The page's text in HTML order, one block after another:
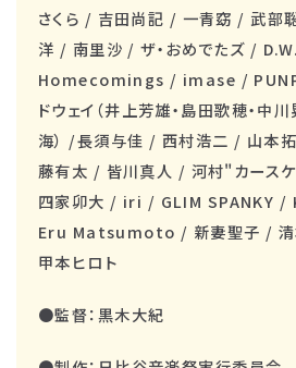
さくら / 吉田尚記 / 一青窈 / 武部
洋 / 南里沙 / ザ・おめでたズ /
Homecomings / imase /
ドウェイ（井上芳雄・島田歌穂・中
海） /長須与佳 / 西村浩二 / 山本
藤有太 / 皆川真人 / 河村"カース
四家卯大 / iri / GLIM SPANKY /
Eru Matsumoto / 新妻聖子 / 清
甲本ヒロト
●監督：黒木大紀